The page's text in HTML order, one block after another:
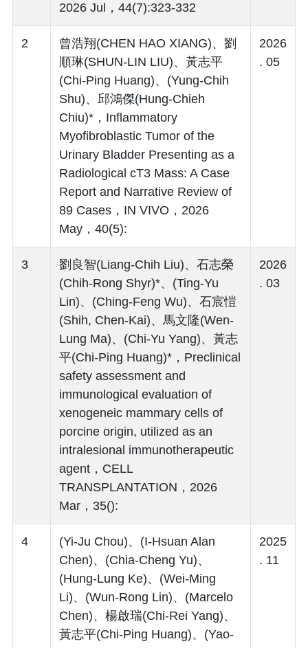
2026 Jul，44(7):323-332
2
曾浩翔(CHEN HAO XIANG)、劉
順琳(SHUN-LIN LIU)、黃志平
(Chi-Ping Huang)、(Yung-Chih
Shu)、邱鴻傑(Hung-Chieh
Chiu)*，Inflammatory
Myofibroblastic Tumor of the
Urinary Bladder Presenting as a
Radiological cT3 Mass: A Case
Report and Narrative Review of
89 Cases，IN VIVO，2026
May，40(5):
2026
. 05
3
劉良智(Liang-Chih Liu)、石志榮
(Chih-Rong Shyr)*、(Ting-Yu
Lin)、(Ching-Feng Wu)、石宸愷
(Shih, Chen-Kai)、馬文隆(Wen-
Lung Ma)、(Chi-Yu Yang)、黃志
平(Chi-Ping Huang)*，Preclinical
safety assessment and
immunological evaluation of
xenogeneic mammary cells of
porcine origin, utilized as an
intralesional immunotherapeutic
agent，CELL
TRANSPLANTATION，2026
Mar，35():
2026
. 03
4
(Yi-Ju Chou)、(I-Hsuan Alan
Chen)、(Chia-Cheng Yu)、
(Hung-Lung Ke)、(Wei-Ming
Li)、(Wun-Rong Lin)、(Marcelo
Chen)、楊啟瑞(Chi-Rei Yang)、
黃志平(Chi-Ping Huang)、(Yao-
2025
. 11